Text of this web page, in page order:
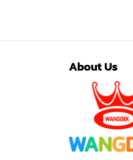
About Us